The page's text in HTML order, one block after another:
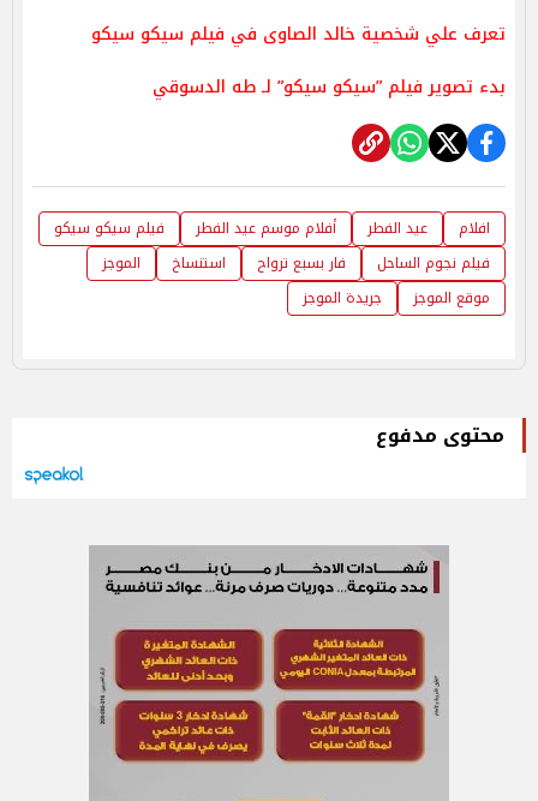
تعرف علي شخصية خالد الصاوى في فيلم سيكو سيكو
بدء تصوير فيلم ”سيكو سيكو” لـ طه الدسوقي
افلام عيد الفطر أفلام موسم عيد الفطر
فيلم سيكو سيكو
فيلم نجوم الساحل
فار بسبع ترواح استنساخ
الموجز
موقع الموجز
جريدة الموجز
محتوى مدفوع